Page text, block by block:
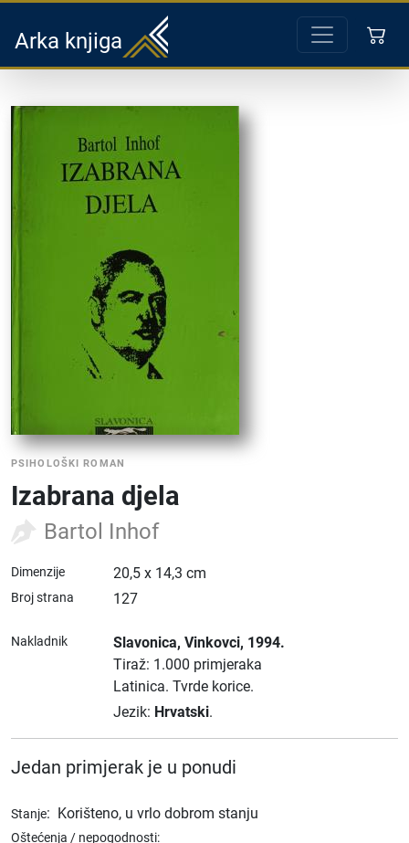
Arka knjiga
PSIHOLOŠKI ROMAN
Izabrana djela
Bartol Inhof
Dimenzije 20,5 x 14,3 cm
Broj strana 127
Nakladnik Slavonica, Vinkovci, 1994.
Tiraž: 1.000 primjeraka
Latinica. Tvrde korice.
Jezik: Hrvatski.
Jedan primjerak je u ponudi
Stanje: Korišteno, u vrlo dobrom stanju
Oštećenja / nepogodnosti: